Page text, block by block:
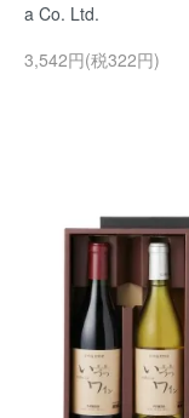
a Co. Ltd.
3,542円(税322円)